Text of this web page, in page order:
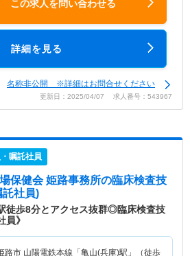
この求人を問い合わせる
詳細を見る
名称非公開 ※詳細はお問合せください
更新日：2025/04/07 求人番号：543967
嘱託社員
保健会 姫路事務所の臨床検査技
託社員)
徒歩8分とアクセス抜群◎臨床検査技
員》
路市 山陽電鉄本線「亀山(兵庫)駅」（徒歩